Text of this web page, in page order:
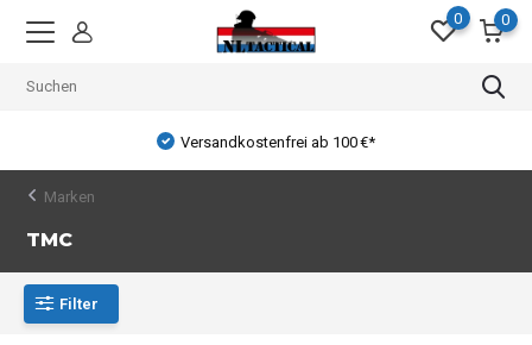
0 0
Versandkostenfrei ab 100 €*
Marken
TMC
Filter